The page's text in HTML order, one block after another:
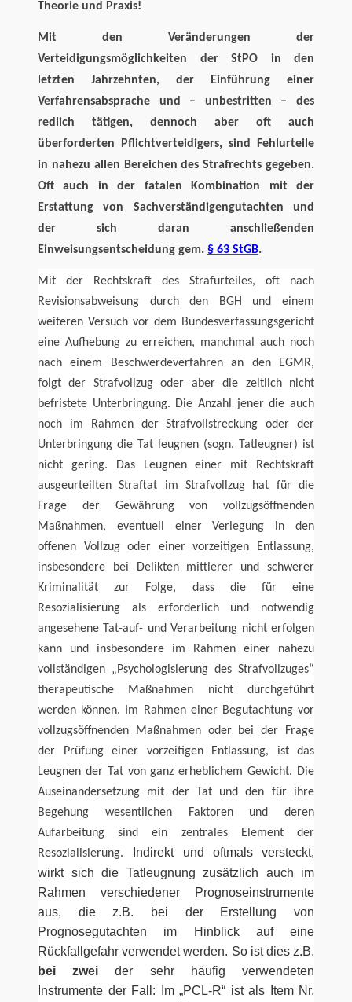
Theorie und Praxis!
Mit den Veränderungen der
Verteidigungsmöglichkeiten der StPO in den
letzten Jahrzehnten, der Einführung einer
Verfahrensabsprache und – unbestritten – des
redlich tätigen, dennoch aber oft auch
überforderten Pflichtverteidigers, sind Fehlurteile
in nahezu allen Bereichen des Strafrechts gegeben.
Oft auch in der fatalen Kombination mit der
Erstattung von Sachverständigengutachten und
der sich daran anschließenden
Einweisungsentscheidung gem. § 63 StGB.
Mit der Rechtskraft des Strafurteiles, oft nach
Revisionsabweisung durch den BGH und einem
weiteren Versuch vor dem Bundesverfassungsgericht
eine Aufhebung zu erreichen, manchmal auch noch
nach einem Beschwerdeverfahren an den EGMR,
folgt der Strafvollzug oder aber die zeitlich nicht
befristete Unterbringung. Die Anzahl jener die auch
noch im Rahmen der Strafvollstreckung oder der
Unterbringung die Tat leugnen (sogn. Tatleugner) ist
nicht gering. Das Leugnen einer mit Rechtskraft
ausgeurteilten Straftat im Strafvollzug hat für die
Frage der Gewährung von vollzugsöffnenden
Maßnahmen, eventuell einer Verlegung in den
offenen Vollzug oder einer vorzeitigen Entlassung,
insbesondere bei Delikten mittlerer und schwerer
Kriminalität zur Folge, dass die für eine
Resozialisierung als erforderlich und notwendig
angesehene Tat-auf- und Verarbeitung nicht erfolgen
kann und insbesondere im Rahmen einer nahezu
vollständigen „Psychologisierung des Strafvollzuges“
therapeutische Maßnahmen nicht durchgeführt
werden können. Im Rahmen einer Begutachtung vor
vollzugsöffnenden Maßnahmen oder bei der Frage
der Prüfung einer vorzeitigen Entlassung, ist das
Leugnen der Tat von ganz erheblichem Gewicht. Die
Auseinandersetzung mit der Tat und den für ihre
Begehung wesentlichen Faktoren und deren
Aufarbeitung sind ein zentrales Element der
Resozialisierung.
Indirekt und oftmals versteckt,
wirkt sich die Tatleugnung zusätzlich auch im
Rahmen verschiedener Prognoseinstrumente
aus, die z.B. bei der Erstellung von
Prognosegutachten im Hinblick auf eine
Rückfallgefahr verwendet werden. So ist dies z.B.
bei zwei der sehr häufig verwendeten
Instrumente der Fall: Im „PCL-R“ ist als Item Nr.